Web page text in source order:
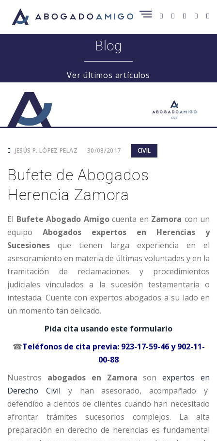
Blog
Ver últimos artículos
JESÚS P. LÓPEZ PELAZ 30/08/2017 CIVIL
Bufete de Abogados
Herencia Zamora
El Bufete Abogado Amigocuenta en Zamora con un
equipo Abogados expertos en Herencias y
Sucesiones que tienen larga experiencia en el
asesoramiento en materia de últimas voluntades y en la
tramitación de reclamaciones y procedimientos
judiciales vinculados a la sucesión testamentaria o
intestada. Cuente con expertos abogados a su lado en
un momento tan delicado.
Pida cita usando este formulario
☎Teléfonos de cita previa: 923-17-59-46y902-11-
00-88
Nuestros abogados en Zamora sonexpertos en
Derecho Civil y han asesorado, acompañado y
defendido a cientos de clientes cuando han necesitado
afrontar trámites sucesorios complejos. La alta
preparación en derecho de herencias es fundamental